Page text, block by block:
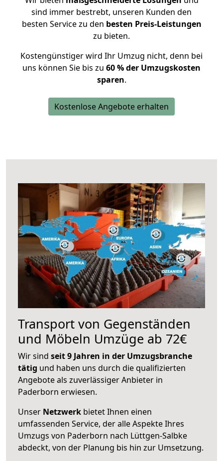
sind immer bestrebt, unseren Kunden den
besten Service zu den besten Preis-Leistungen
zu bieten.
Kostengünstiger wird Ihr Umzug nicht, denn bei
uns können Sie bis zu 60 % der Umzugskosten
sparen.
Kostenlose Angebote erhalten
Transport von Gegenständen
und Möbeln Umzüge ab 72€
Wir sind seit 9 Jahren in der Umzugsbranche
tätig und haben uns durch die qualifizierten
Angebote als zuverlässiger Anbieter in
Paderborn erwiesen.
Unser Netzwerk bietet Ihnen einen
umfassenden Service, der alle Aspekte Ihres
Umzugs von Paderborn nach Lüttgen-Salbke
abdeckt, von der Planung bis hin zur Umsetzung.